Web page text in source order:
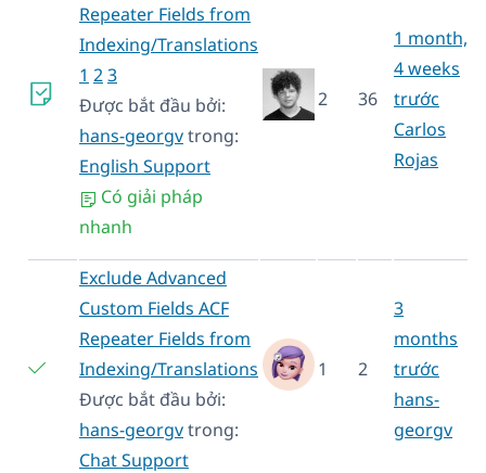
Repeater Fields from
Indexing/Translations
1 23
Được bắt đầu bởi:
hans-georgvtrong:
English Support
Có giải pháp
nhanh
2 36
1 month,
4 weeks
trước
Carlos
Rojas
Exclude Advanced
Custom Fields ACF
Repeater Fields from
Indexing/Translations
Được bắt đầu bởi:
hans-georgvtrong:
Chat Support
1 2
3
months
trước
hans-
georgv